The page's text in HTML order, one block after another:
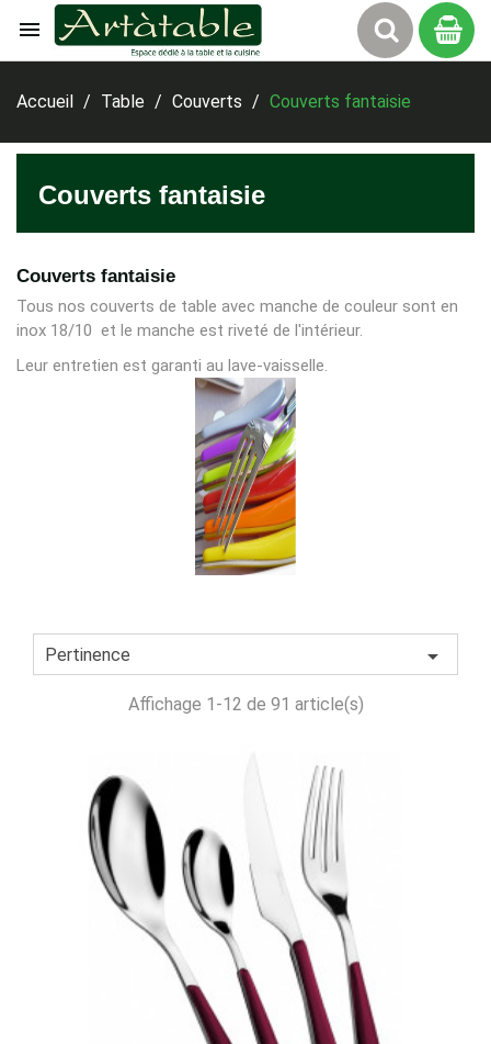

Accueil
Table Couverts Couverts fantaisie
Couverts fantaisie
Couverts fantaisie
Tous nos couverts de table avec manche de couleur sont en
inox 18/10 et le manche est riveté de l'intérieur.
Leur entretien est garanti au lave-vaisselle.
Pertinence 
Affichage 1-12 de 91 article(s)